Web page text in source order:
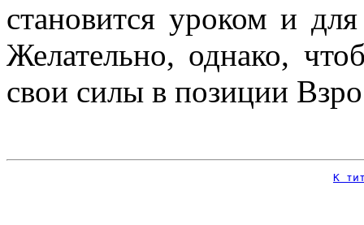
становится уроком и
Желательно, однако,
свои силы в позиции
К